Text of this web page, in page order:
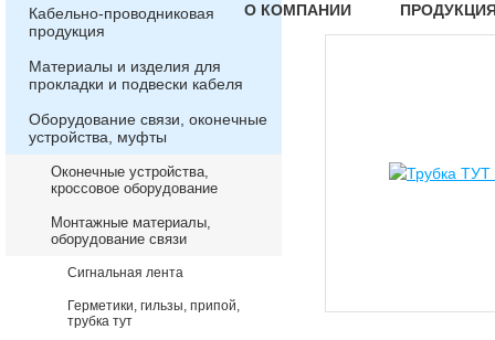
О КОМПАНИИ
Кабельно-проводниковая
продукция
Материалы и изделия для
прокладки и подвески кабеля
Оборудование связи, оконечные
устройства, муфты
Оконечные устройства,
кроссовое оборудование
Монтажные материалы,
оборудование связи
Сигнальная лента
Герметики, гильзы, припой,
трубка тут